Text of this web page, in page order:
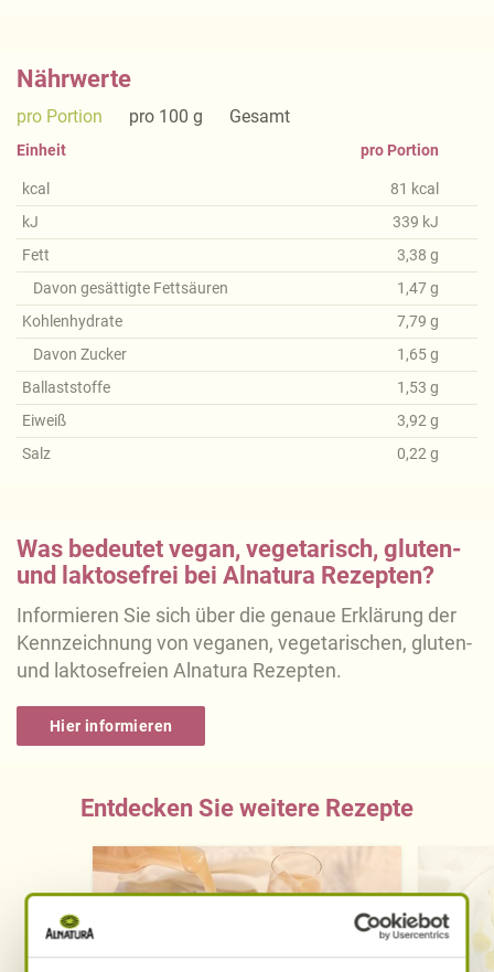
Nährwerte
pro Portion pro 100 g Gesamt
Einheit
kcal
kJ
Fett
Davon gesättigte Fettsäuren
Kohlenhydrate
Davon Zucker
Ballaststoffe
Eiweiß
Salz
pro Portion
81 kcal
339 kJ
3,38 g
1,47g
7,79 g
1,65g
1,53 g
3,92 g
0,22 g
Was bedeutet vegan, vegetarisch, gluten-
und laktosefrei bei Alnatura Rezepten?
Informieren Sie sich über die genaue Erklärung der
Kennzeichnung von veganen, vegetarischen, gluten-
und laktosefreien Alnatura Rezepten.
Hier informieren
Entdecken Sie weitere Rezepte